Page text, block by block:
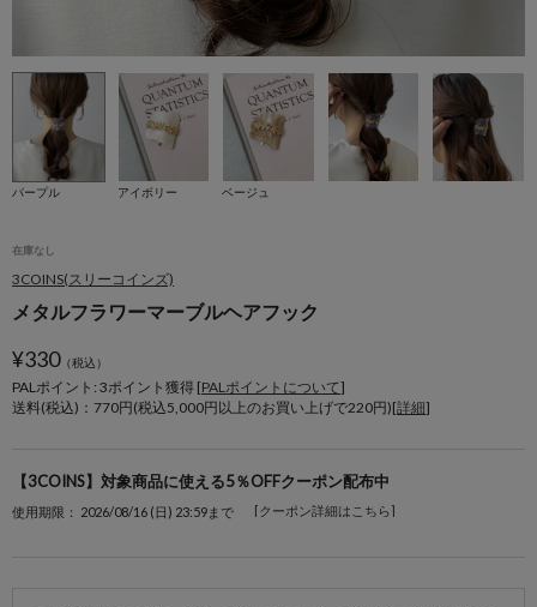
パープル アイボリー ベージュ
在庫なし
3COINS(スリーコインズ)
メタルフラワーマーブルヘアフック
¥330（税込）
PALポイント: 3ポイント獲得 [PALポイントについて]
送料(税込)：770円(税込5,000円以上のお買い上げで220円)[詳細]
【3COINS】対象商品に使える5％OFFクーポン配布中
使用期限： 2026/08/16 (日) 23:59まで [クーポン詳細はこちら]